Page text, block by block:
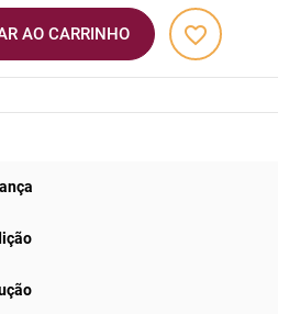
AO CARRINHO favorite_border